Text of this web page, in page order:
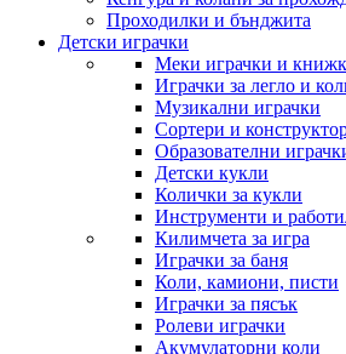
Проходилки и бънджита
Детски играчки
Меки играчки и
Играчки за легло и
Музикални играчки
Сортери и
Образователни
Детски кукли
Колички за кукли
Инструменти и
Килимчета за игра
Играчки за баня
Коли, камиони, писти
Играчки за пясък
Ролеви играчки
Акумулаторни коли